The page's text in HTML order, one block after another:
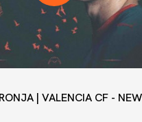
| VALENCIA CF -